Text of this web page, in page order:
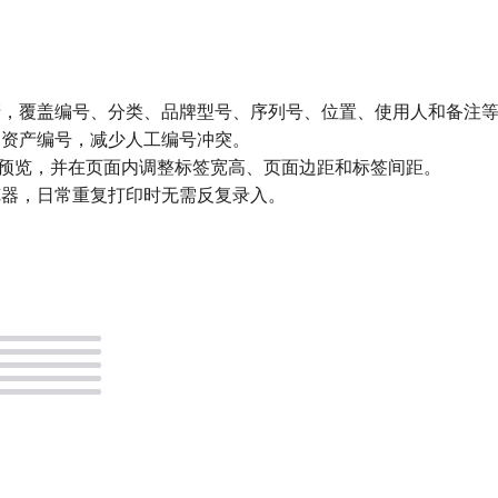
覆盖编号、分类、品牌型号、序列号、位置、使用人和备注等
产编号，减少人工编号冲突。
，并在页面内调整标签宽高、页面边距和标签间距。
，日常重复打印时无需反复录入。